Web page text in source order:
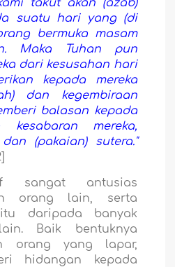
takut akan (azab)
suatu hari yang (di
bermuka masam
Maka Tuhan pun
dari kesusahan hari
kepada mereka
dan kegembiraan
balasan kepada
kesabaran mereka,
(pakaian) sutera."
sangat antusias
orang lain, serta
itu daripada banyak
Baik bentuknya
orang yang lapar,
hidangan kepada